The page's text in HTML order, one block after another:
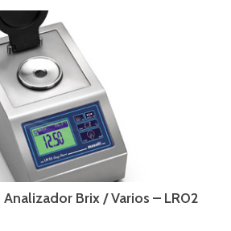
Brix / Varios – LR02